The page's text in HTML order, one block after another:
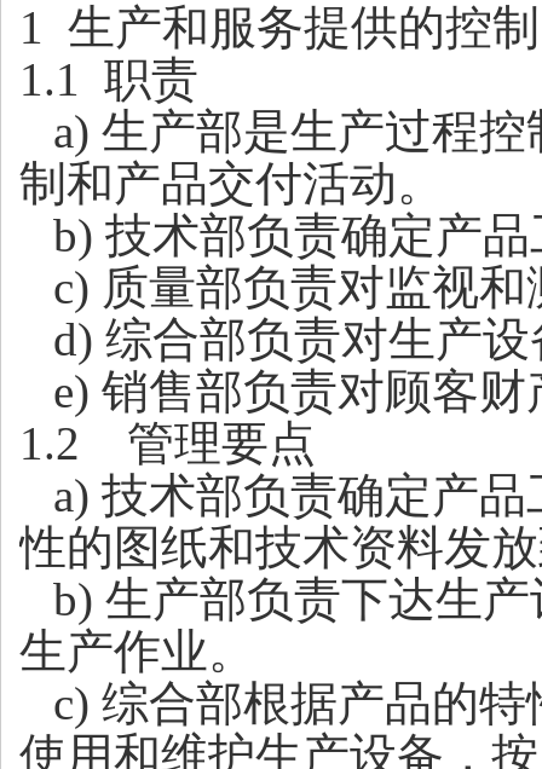
1 生产和服务提供的控制
1.1 职责
a) 生产部是生产过程
制和产品交付活动。
b) 技术部负责确定产
c) 质量部负责对监视
d) 综合部负责对生产
e) 销售部负责对顾客
1.2 管理要点
a) 技术部负责确定产
性的图纸和技术资料发
b) 生产部负责下达生
生产作业。
c) 综合部根据产品的
使用和维护生产设备，按